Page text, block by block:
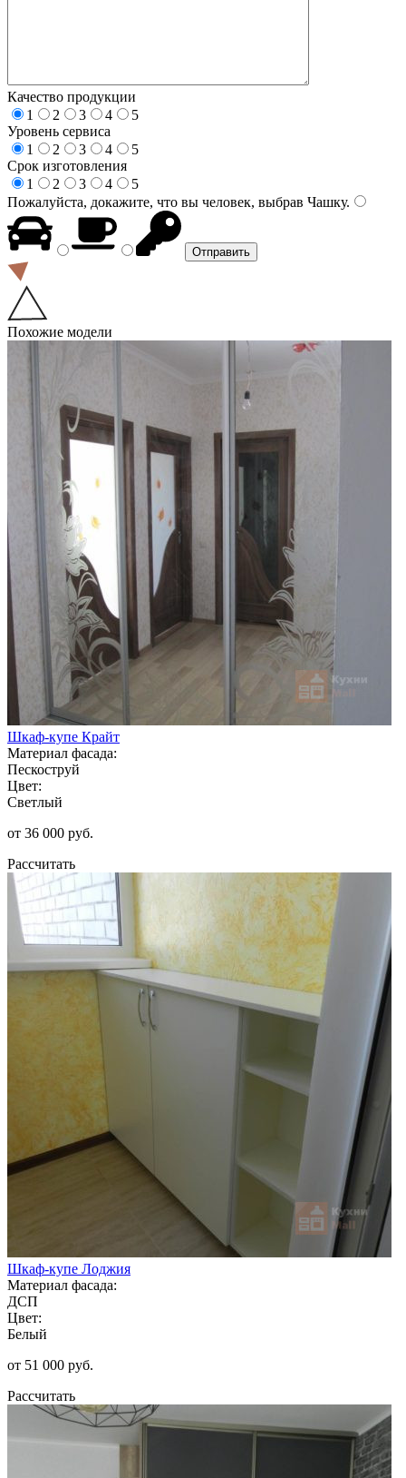
Качество продукции
1
2 3 4
5
Уровень сервиса
1
2 3 4
5
Срок изготовления
1
2 3 4
5
Пожалуйста, докажите, что вы человек, выбрав Чашку.
Похожие модели
Шкаф-купе Крайт
Материал фасада:
Пескоструй
Цвет:
Светлый
от 36 000 руб.
Рассчитать
Шкаф-купе Лоджия
Материал фасада:
ДСП
Цвет:
Белый
от 51 000 руб.
Рассчитать